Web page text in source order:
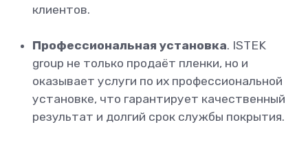
клиентов.
Профессиональная установка. ISTEK
group не только продаёт пленки, но и
оказывает услуги по их профессиональной
установке, что гарантирует качественный
результат и долгий срок службы покрытия.